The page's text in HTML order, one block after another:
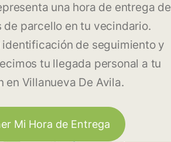
una hora de entrega de
de parcello en tu vecindario.
de seguimiento y
tu llegada personal a tu
en Villanueva De Avila.
Mi Hora de Entrega